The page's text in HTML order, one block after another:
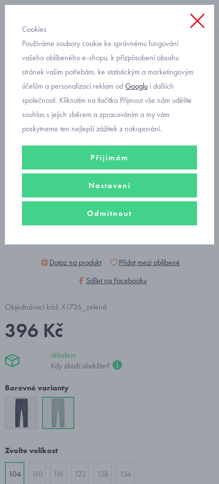
elastické legíny
dětské legíny s potiskem
kytiček Mayoral 4704-47
Dotaz na produkt
Přidat mezi oblíbené
Sdílet na Facebooku
Objednávací kód: X1736_zelená
396 Kč
skladem
Kdy zboží obdržím?
Barevné varianty
Zvolte velikost
104 110 116 122 128 134
Cookies
Používáme soubory cookie ke správnému fungování
vašeho oblíbeného e-shopu, k přizpůsobení obsahu
stránek vašim potřebám, ke statistickým a marketingovým
účelům a personalizaci reklam odGooglu i dalších
společností. Kliknutím na tlačítko Přijmout vše nám udělíte
souhlas s jejich sběrem a zpracováním a my vám
poskytneme ten nejlepší zážitek z nakupování.
Přijímám
Nastavení
Odmítnout